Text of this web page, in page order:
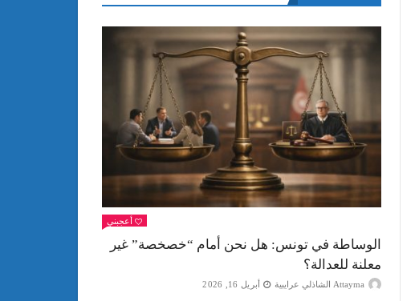
أعجبني
الوساطة في تونس: هل نحن أمام “خصخصة” غير
معلنة للعدالة؟
Attayma الشاذلي عرايبية أبريل 16, 2026